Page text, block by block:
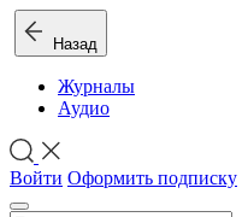
Назад
Журналы
Аудио
Войти Оформить подписку